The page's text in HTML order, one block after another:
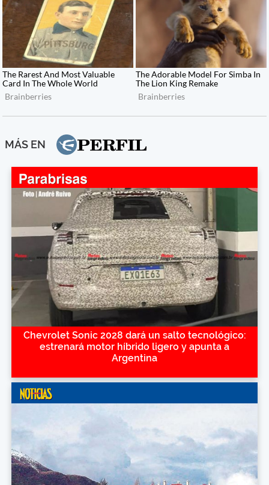
MÁS EN
Chevrolet Sonic 2028 dará un salto tecnológico:
estrenará motor híbrido ligero y apunta a
Argentina